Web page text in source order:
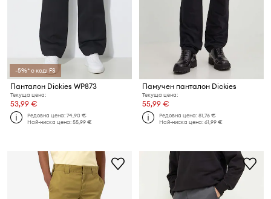
-5%* с код: FS
Панталон Dickies WP873
Текуща цена:
53,99 €
Редовна цена:74,90 €
Най-ниска цена:55,99 €
Памучен панталон Dickies
Текуща цена:
55,99 €
Редовна цена:81,76 €
Най-ниска цена:61,99 €